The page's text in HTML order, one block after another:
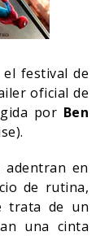
festival de
oficial de
por Ben
en
de rutina,
trata de un
una cinta